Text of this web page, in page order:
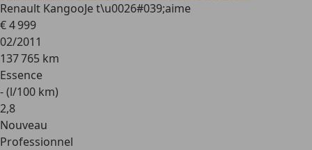
Renault KangooJe t\u0026#039;aime
€ 4 999
02/2011
137 765 km
Essence
- (l/100 km)
2,8
Nouveau
Professionnel